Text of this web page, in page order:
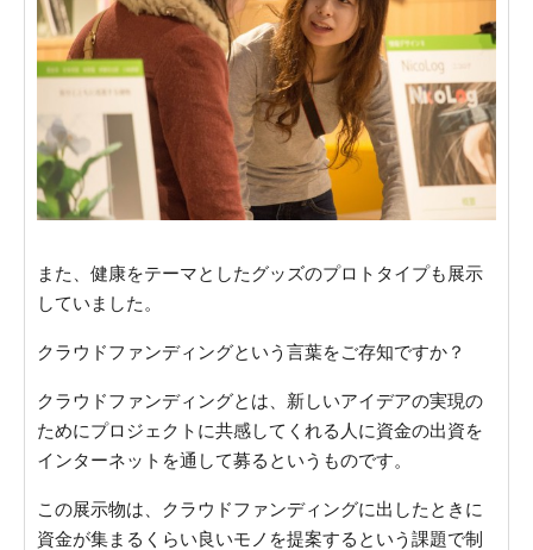
また、健康をテーマとしたグッズのプロトタイプも展示
していました。
クラウドファンディングという言葉をご存知ですか？
クラウドファンディングとは、新しいアイデアの実現の
ためにプロジェクトに共感してくれる人に資金の出資を
インターネットを通して募るというものです。
この展示物は、クラウドファンディングに出したときに
資金が集まるくらい良いモノを提案するという課題で制